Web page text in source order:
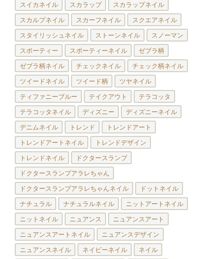
スイカネイル スカラップ スカラップネイル
スカルプネイル スカーフネイル スクエアネイル
スタイリッシュネイル ストーンネイル スノーマン
スポーティー スポーティーネイル ゼブラ柄
ゼブラ柄ネイル チェックネイル チェック柄ネイル
ツイードネイル ツイード柄 ツヤネイル
ティファニーブルー テイクアウト テラコッタ
テラコッタネイル ディズニー ディズニーネイル
デニムネイル トレンド トレンドアート
トレンドアートネイル トレンドデザイン
トレンドネイル ドクタースランプ
ドクタースランプアラレちゃん
ドクタースランプアラレちゃんネイル ドットネイル
ナチュラル ナチュラルネイル ニットアートネイル
ニットネイル ニュアンス ニュアンスアート
ニュアンスアートネイル ニュアンスデザイン
ニュアンスネイル ネイビーネイル ネイル